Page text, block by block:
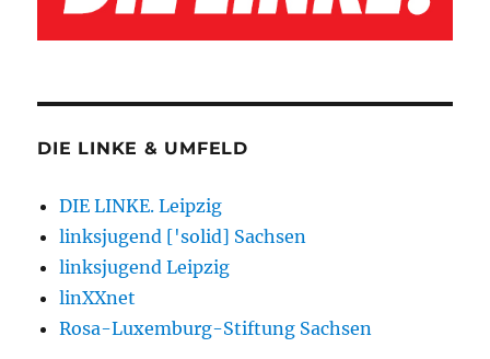
DIE LINKE & UMFELD
DIE LINKE. Leipzig
linksjugend ['solid] Sachsen
linksjugend Leipzig
linXXnet
Rosa-Luxemburg-Stiftung Sachsen